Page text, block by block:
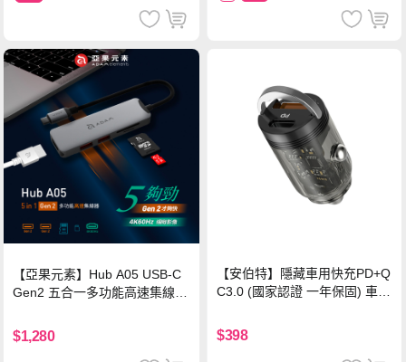
【亞果元素】Hub A05 USB-C
Gen2 五合一多功能高速集線
$1,280
【安伯特】隱藏車用快充PD+Q
C3.0 (國家認證 一年保固) 車充
$398